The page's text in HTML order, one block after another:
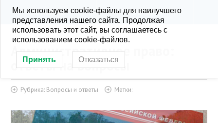
KONRA.RU РУБРИКИ
Административное право:
ответы на вопросы
Рубрика: Вопросы и ответы Метки:
Мы используем cookie-файлы для наилучшего
представления нашего сайта. Продолжая
использовать этот сайт, вы соглашаетесь с
использованием cookie-файлов.
Принять Отказаться